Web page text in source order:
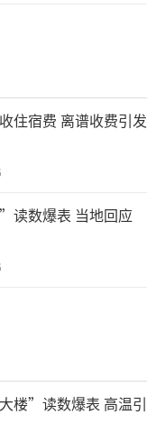
住宿费 离谱收费引发
数爆表 当地回应
楼”读数爆表 高温引